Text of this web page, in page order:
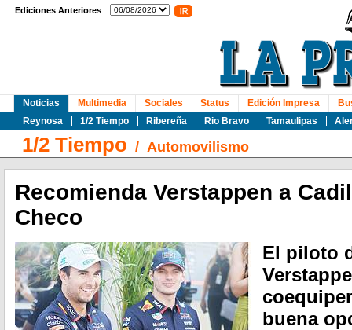
Ediciones Anteriores
Noticias
Reynosa
1/2 Tiempo Ribereña Rio Bravo Tamaulipas
Multimedia Sociales Status Edición Impresa
1/2 Tiempo / Automovilismo
Recomienda Verstappen a
Checo
El piloto
buena